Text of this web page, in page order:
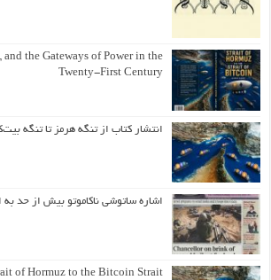
and the Gateways of Power in the
Twenty-First Century
انتشار کتاب از تنگه هرمز تا تنگه
اشاره ساتوشی ناکاموتو بیش از حد
of Hormuz to the Bitcoin Strait